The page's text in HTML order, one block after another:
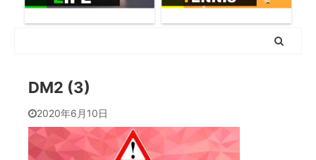
DM2 (3)
2020年6月10日